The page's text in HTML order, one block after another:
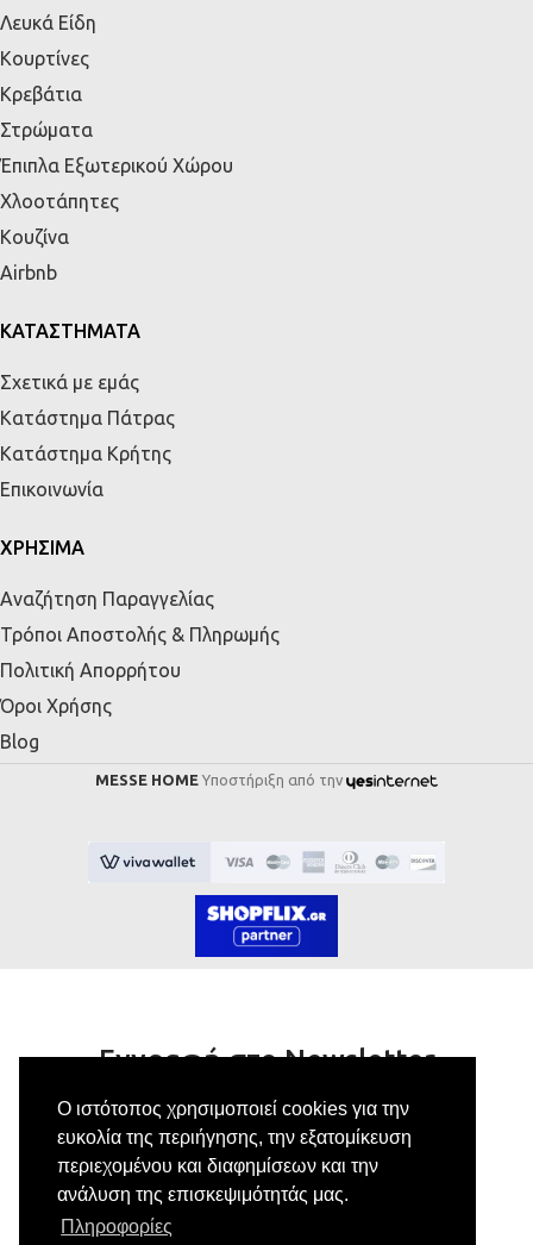
Ο ιστότοπος χρησιμοποιεί cookies για την
ευκολία της περιήγησης, την εξατομίκευση
περιεχομένου και διαφημίσεων και την
ανάλυση της επισκεψιμότητάς μας.
Πληροφορίες
Λευκά Είδη
Κουρτίνες
Κρεβάτια
Στρώματα
Έπιπλα Εξωτερικού Χώρου
Χλοοτάπητες
Κουζίνα
Airbnb
ΚΑΤΑΣΤΗΜΑΤΑ
Σχετικά με εμάς
Κατάστημα Πάτρας
Κατάστημα Κρήτης
Επικοινωνία
ΧΡΗΣΙΜΑ
Αναζήτηση Παραγγελίας
Τρόποι Αποστολής & Πληρωμής
Πολιτική Απορρήτου
Όροι Χρήσης
Blog
MESSE HOME Υποστήριξη από την
Εγγραφή στο Newsletter
Κάνε εγγραφή στο newsletter μας για να
λαμβάνεις αποκλειστικές προσφορές.